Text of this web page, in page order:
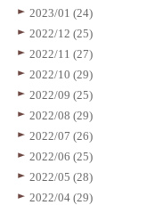
2023/01 (24)
2022/12 (25)
2022/11 (27)
2022/10 (29)
2022/09 (25)
2022/08 (29)
2022/07 (26)
2022/06 (25)
2022/05 (28)
2022/04 (29)